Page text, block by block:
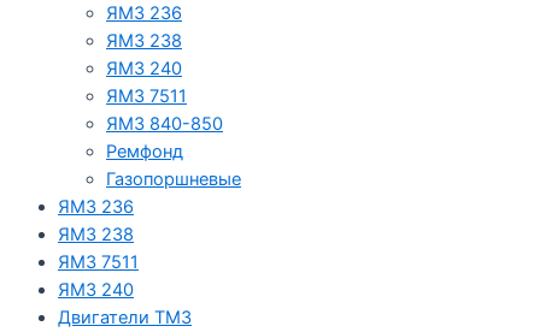
ЯМЗ 236
ЯМЗ 238
ЯМЗ 240
ЯМЗ 7511
ЯМЗ 840-850
Ремфонд
Газопоршневые
ЯМЗ 236
ЯМЗ 238
ЯМЗ 7511
ЯМЗ 240
Двигатели ТМЗ